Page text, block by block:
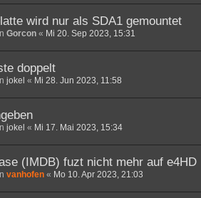
wird nur als SDA1 gemountet
Gorcon « Mi 20. Sep 2023, 15:31
doppelt
jokel « Mi 28. Jun 2023, 11:58
jokel « Mi 17. Mai 2023, 15:34
(IMDB) fuzt nicht mehr auf e4HD
vanhofen « Mo 10. Apr 2023, 21:03